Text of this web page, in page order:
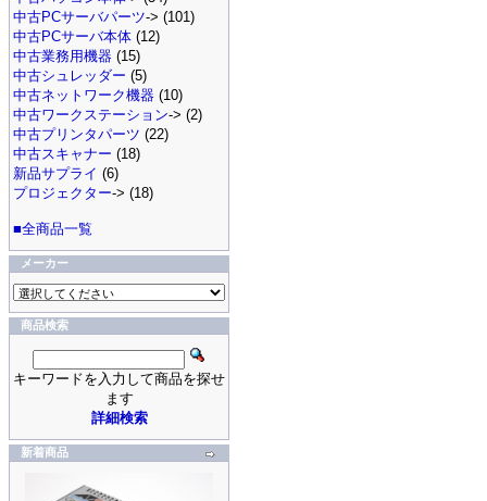
中古PCサーバパーツ-> (101)
中古PCサーバ本体 (12)
中古業務用機器 (15)
中古シュレッダー (5)
中古ネットワーク機器 (10)
中古ワークステーション-> (2)
中古プリンタパーツ (22)
中古スキャナー (18)
新品サプライ (6)
プロジェクター-> (18)
■全商品一覧
メーカー
商品検索
キーワードを入力して商品を探せ
ます
詳細検索
新着商品